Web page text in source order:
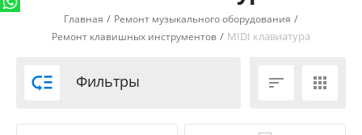
Главная / Ремонт музыкального оборудования /
Ремонт клавишных инструментов / MIDI клавиатура
 Фильтры  